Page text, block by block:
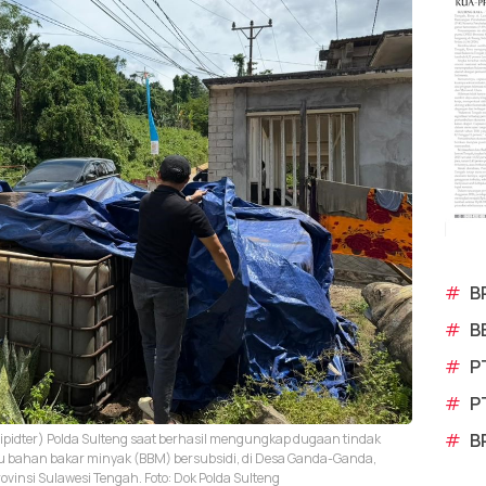
Polda Sulteng saat berhasil mengungkap dugaan tindak
bakar minyak (BBM) bersubsidi, di Desa Ganda-Ganda,
Sulawesi Tengah. Foto: Dok Polda Sulteng
#
#
#
#
#